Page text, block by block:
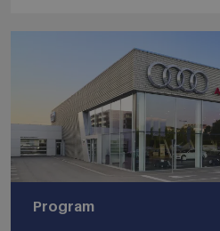
Program